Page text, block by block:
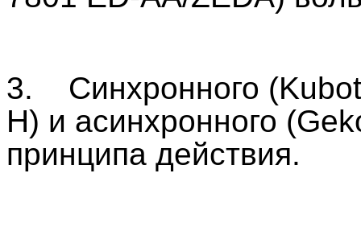
3. Синхронного
H) и асинхронного
принципа действия.